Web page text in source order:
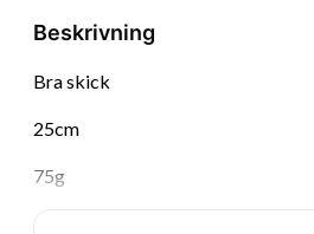
Beskrivning
Bra skick
25cm
75g